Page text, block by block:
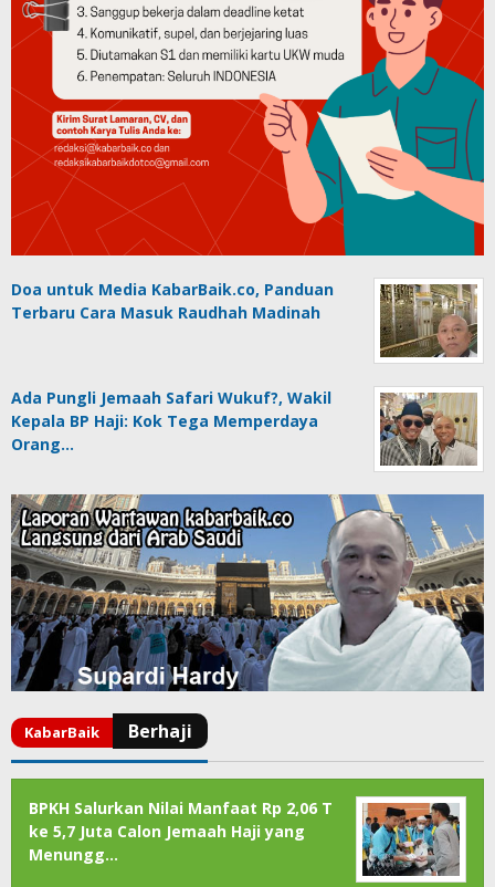
Doa untuk Media KabarBaik.co, Panduan
Terbaru Cara Masuk Raudhah Madinah
Ada Pungli Jemaah Safari Wukuf?, Wakil
Kepala BP Haji: Kok Tega Memperdaya
Orang…
BPKH Salurkan Nilai Manfaat Rp 2,06 T
ke 5,7 Juta Calon Jemaah Haji yang
Menungg…